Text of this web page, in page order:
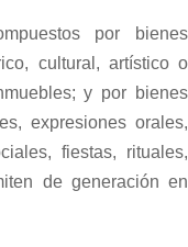
por bienes
cultural, artístico o
y por bienes
expresiones orales,
fiestas, rituales,
de generación en